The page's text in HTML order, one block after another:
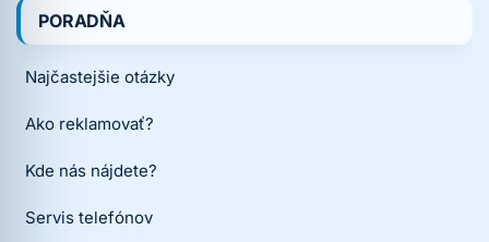
PORADŇA
Najčastejšie otázky
Ako reklamovať?
Kde nás nájdete?
Servis telefónov